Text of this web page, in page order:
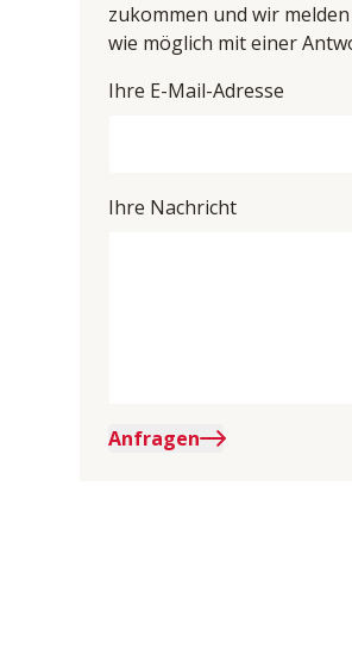
zukommen und wir
wie möglich mit einer
Ihre E-Mail-Adresse
Ihre Nachricht
Anfragen